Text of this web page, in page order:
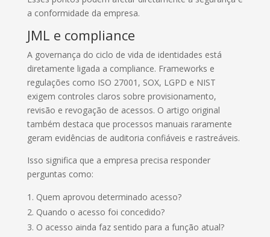
a conformidade da empresa.
JML e compliance
A governança do ciclo de vida de identidades está
diretamente ligada a compliance. Frameworks e
regulações como ISO 27001, SOX, LGPD e NIST
exigem controles claros sobre provisionamento,
revisão e revogação de acessos. O artigo original
também destaca que processos manuais raramente
geram evidências de auditoria confiáveis e rastreáveis.
Isso significa que a empresa precisa responder
perguntas como:
Quem aprovou determinado acesso?
Quando o acesso foi concedido?
O acesso ainda faz sentido para a função atual?